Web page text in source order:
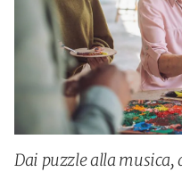
Dai puzzle alla musica,